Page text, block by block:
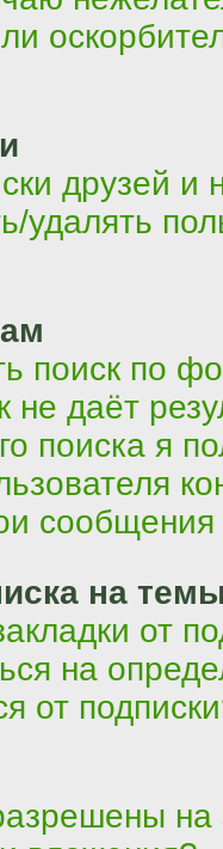
друзей и
удалять
поиск по
даёт
поиска я
на
от
на
от